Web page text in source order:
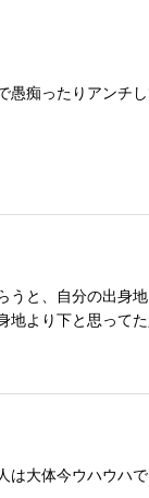
愚痴ったりアンチ
うと、自分の出身
地より下と思って
は大体今ウハウハで